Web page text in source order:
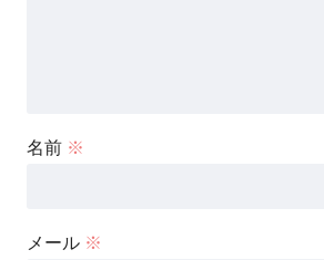
名前 ※
メール ※